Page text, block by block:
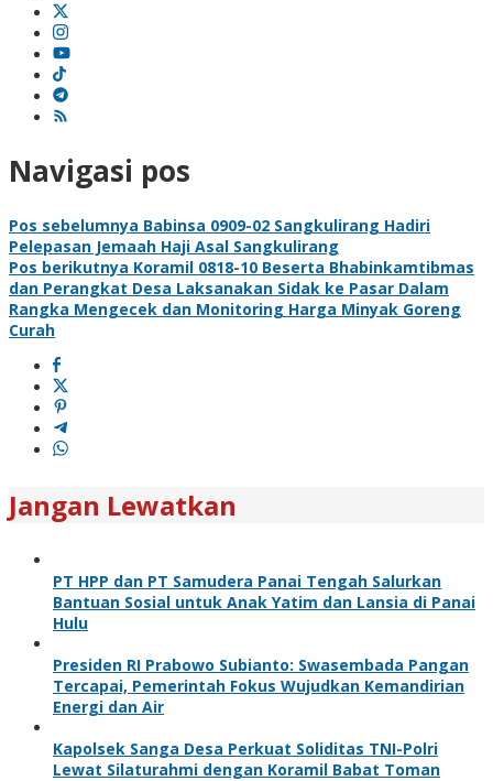
Navigasi pos
Pos sebelumnya Babinsa 0909-02 Sangkulirang Hadiri
Pelepasan Jemaah Haji Asal Sangkulirang
Pos berikutnya Koramil 0818-10 Beserta Bhabinkamtibmas
dan Perangkat Desa Laksanakan Sidak ke Pasar Dalam
Rangka Mengecek dan Monitoring Harga Minyak Goreng
Curah
Jangan Lewatkan
PT HPP dan PT Samudera Panai Tengah Salurkan
Bantuan Sosial untuk Anak Yatim dan Lansia di Panai
Hulu
Presiden RI Prabowo Subianto: Swasembada Pangan
Tercapai, Pemerintah Fokus Wujudkan Kemandirian
Energi dan Air
Kapolsek Sanga Desa Perkuat Soliditas TNI-Polri
Lewat Silaturahmi dengan Koramil Babat Toman